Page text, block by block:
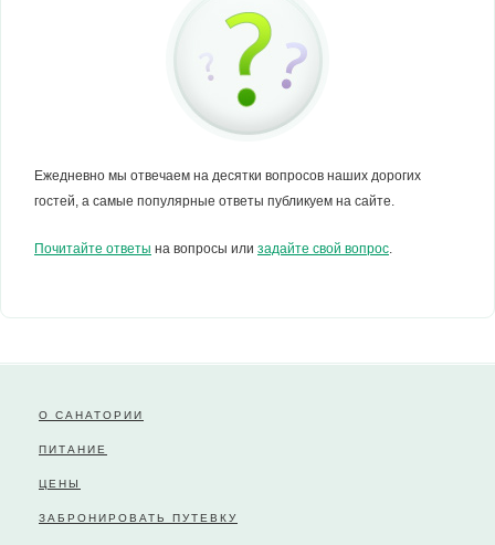
Ежедневно мы отвечаем на десятки вопросов наших дорогих
гостей, а самые популярные ответы публикуем на сайте.
Почитайте ответы на вопросы или задайте свой вопрос.
О САНАТОРИИ
ПИТАНИЕ
ЦЕНЫ
ЗАБРОНИРОВАТЬ ПУТЕВКУ